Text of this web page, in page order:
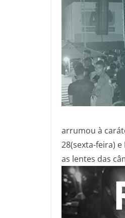
arrumou à
28(sexta-feira)
as lentes das